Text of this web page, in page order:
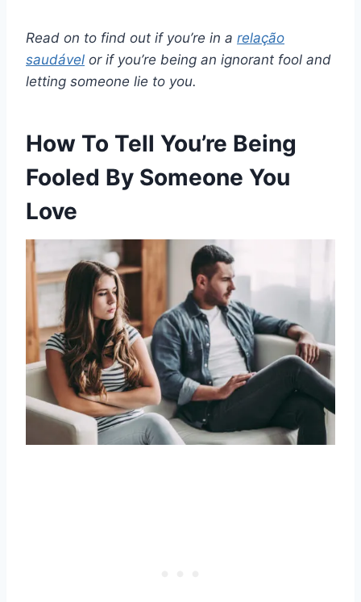
Read on to find out if you’re in a relação
saudável or if you’re being an ignorant fool and
letting someone lie to you.
How To Tell You’re Being
Fooled By Someone You
Love